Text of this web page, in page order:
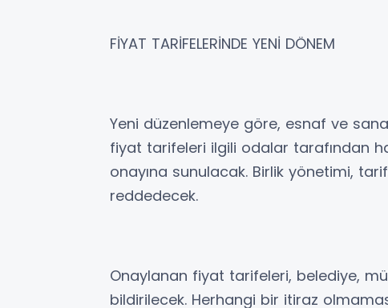
FİYAT TARİFELERİNDE YENİ DÖNEM
Yeni düzenlemeye göre, esnaf ve
fiyat tarifeleri ilgili odalar tarafından
onayına sunulacak. Birlik yönetimi,
reddedecek.
Onaylanan fiyat tarifeleri, belediye,
bildirilecek. Herhangi bir itiraz